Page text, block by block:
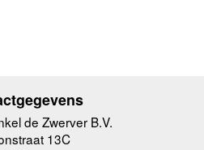
de Zwerver B.V.
13C